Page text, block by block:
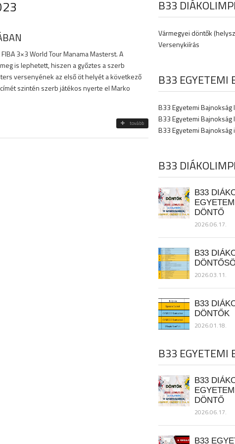
3×3 World Tour Manama Masterst. A
is lephetett, hiszen a győztes a szerb
versenyének az első öt helyét a következő
szintén szerb játékos nyerte el Marko
tovább
B33
Vármegyei döntők
Versenykiírás
B33 EGYETEMI
B33 Egyetemi
B33 Egyetemi
B33 Egyetemi Bajnokság
B33
B33
DÖNTŐ
2026.06.17.
B33
2026.03.11.
B33
DÖNTŐK
2026.01.18.
B33 EGYETEMI
B33
DÖNTŐ
2026.06.17.
B33